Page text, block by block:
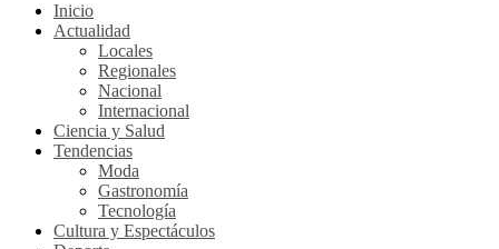
Inicio
Actualidad
Locales
Regionales
Nacional
Internacional
Ciencia y Salud
Tendencias
Moda
Gastronomía
Tecnología
Cultura y Espectáculos